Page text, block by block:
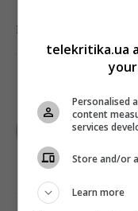
Поделиться:
telekritika.ua
Personalised
content
services
Store and/or
Learn more